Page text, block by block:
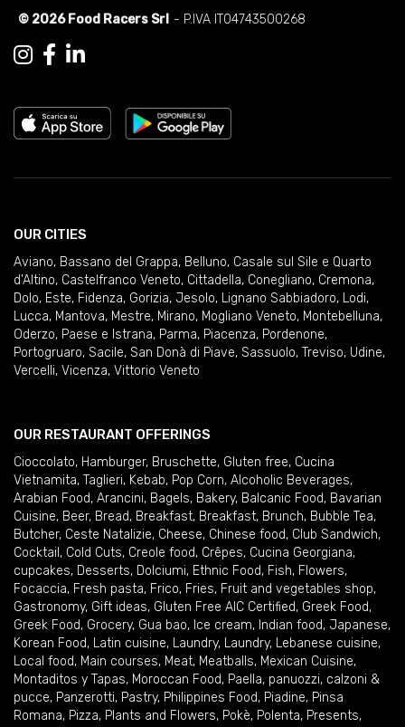
© 2026 Food Racers Srl - P.IVA IT04743500268
OUR CITIES
Aviano, Bassano del Grappa, Belluno, Casale sul Sile e Quarto
d'Altino, Castelfranco Veneto, Cittadella, Conegliano, Cremona,
Dolo, Este, Fidenza, Gorizia, Jesolo, Lignano Sabbiadoro, Lodi,
Lucca, Mantova, Mestre, Mirano, Mogliano Veneto, Montebelluna,
Oderzo, Paese e Istrana, Parma, Piacenza, Pordenone,
Portogruaro, Sacile, San Donà di Piave, Sassuolo, Treviso, Udine,
Vercelli, Vicenza, Vittorio Veneto
OUR RESTAURANT OFFERINGS
Cioccolato, Hamburger, Bruschette, Gluten free, Cucina
Vietnamita, Taglieri, Kebab, Pop Corn, Alcoholic Beverages,
Arabian Food, Arancini, Bagels, Bakery, Balcanic Food, Bavarian
Cuisine, Beer, Bread, Breakfast, Breakfast, Brunch, Bubble Tea,
Butcher, Ceste Natalizie, Cheese, Chinese food, Club Sandwich,
Cocktail , Cold Cuts, Creole food, Crêpes, Cucina Georgiana,
cupcakes, Desserts, Dolciumi, Ethnic Food, Fish, Flowers,
Focaccia, Fresh pasta, Frico, Fries, Fruit and vegetables shop,
Gastronomy, Gift ideas, Gluten Free AIC Certified, Greek Food,
Greek Food, Grocery, Gua bao, Ice cream, Indian food, Japanese,
Korean Food, Latin cuisine, Laundry, Laundry, Lebanese cuisine,
Local food, Main courses, Meat, Meatballs, Mexican Cuisine,
Montaditos y Tapas, Moroccan Food, Paella, panuozzi, calzoni &
pucce, Panzerotti, Pastry, Philippines Food, Piadine, Pinsa
Romana, Pizza, Plants and Flowers, Pokè, Polenta, Presents,